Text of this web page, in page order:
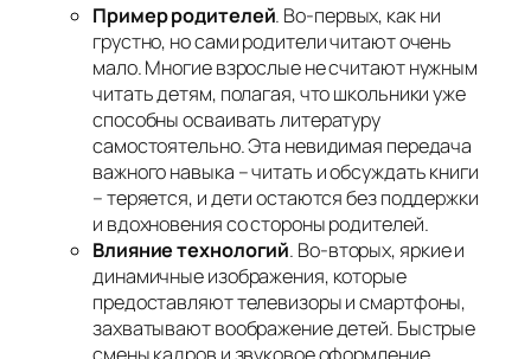
Пример родителей. Во-первых, как ни
грустно, но сами родители читают очень
мало. Многие взрослые не считают нужным
читать детям, полагая, что школьники уже
способны осваивать литературу
самостоятельно. Эта невидимая передача
важного навыка – читать и обсуждать книги
– теряется, и дети остаются без поддержки
и вдохновения со стороны родителей.
Влияние технологий. Во-вторых, яркие и
динамичные изображения, которые
предоставляют телевизоры и смартфоны,
захватывают воображение детей. Быстрые